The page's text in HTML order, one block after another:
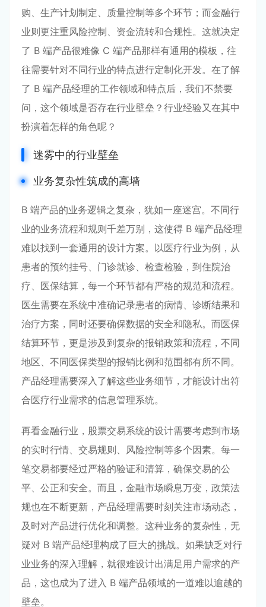
购、生产计划制定、质量控制等多个环节；而金融行
业则更注重风险控制、资金流转和合规性。这就决定
了 B 端产品很难像 C 端产品那样有通用的模板，往
往需要针对不同行业的特点进行定制化开发。在了解
了 B 端产品经理的工作领域和特点后，我们不禁要
问，这个领域是否存在行业壁垒？行业经验又在其中
扮演着怎样的角色呢？
迷雾中的行业壁垒
业务复杂性筑成的高墙
B 端产品的业务逻辑之复杂，犹如一座迷宫。不同行
业的业务流程和规则千差万别，这使得 B 端产品经理
难以找到一套通用的设计方案。以医疗行业为例，从
患者的预约挂号、门诊就诊、检查检验，到住院治
疗、医保结算，每一个环节都有严格的规范和流程。
医生需要在系统中准确记录患者的病情、诊断结果和
治疗方案，同时还要确保数据的安全和隐私。而医保
结算环节，更是涉及到复杂的报销政策和流程，不同
地区、不同医保类型的报销比例和范围都有所不同。
产品经理需要深入了解这些业务细节，才能设计出符
合医疗行业需求的信息管理系统。
再看金融行业，股票交易系统的设计需要考虑到市场
的实时行情、交易规则、风险控制等多个因素。每一
笔交易都要经过严格的验证和清算，确保交易的公
平、公正和安全。而且，金融市场瞬息万变，政策法
规也在不断更新，产品经理需要时刻关注市场动态，
及时对产品进行优化和调整。这种业务的复杂性，无
疑对 B 端产品经理构成了巨大的挑战。如果缺乏对行
业业务的深入理解，就很难设计出满足用户需求的产
品，这也成为了进入 B 端产品领域的一道难以逾越的
壁垒。